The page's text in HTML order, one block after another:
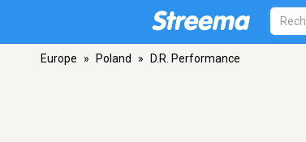
Europe » Poland » D.R. Performance